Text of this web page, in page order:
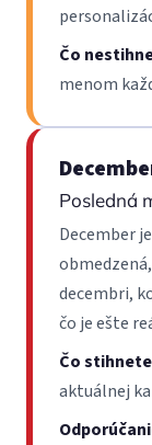
Čo
menom
Posledná
December
decembri,
čo je ešte
Čo
aktuálnej